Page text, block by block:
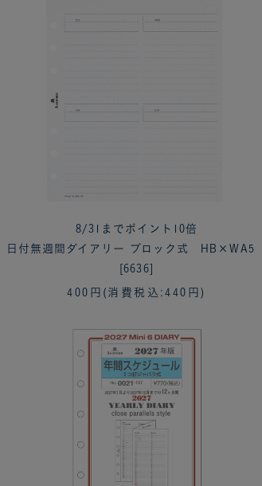
8/31までポイント10倍
日付無週間ダイアリー ブロック式 HB×WA5
[6636]
400円 (消費税込:440円)